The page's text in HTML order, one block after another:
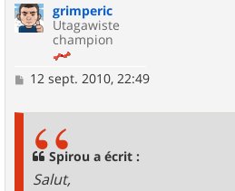
grimperic
Utagawiste
champion
M12 sept. 2010, 22:49
Spirou a écrit :
Salut,